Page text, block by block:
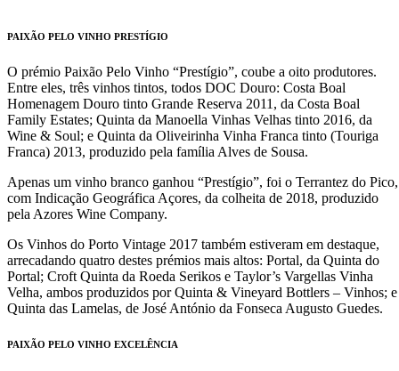
PAIXÃO PELO VINHO PRESTÍGIO
O prémio Paixão Pelo Vinho “Prestígio”, coube a oito produtores.
Entre eles, três vinhos tintos, todos DOC Douro: Costa Boal
Homenagem Douro tinto Grande Reserva 2011, da Costa Boal
Family Estates; Quinta da Manoella Vinhas Velhas tinto 2016, da
Wine & Soul; e Quinta da Oliveirinha Vinha Franca tinto (Touriga
Franca) 2013, produzido pela família Alves de Sousa.
Apenas um vinho branco ganhou “Prestígio”, foi o Terrantez do Pico,
com Indicação Geográfica Açores, da colheita de 2018, produzido
pela Azores Wine Company.
Os Vinhos do Porto Vintage 2017 também estiveram em destaque,
arrecadando quatro destes prémios mais altos: Portal, da Quinta do
Portal; Croft Quinta da Roeda Serikos e Taylor’s Vargellas Vinha
Velha, ambos produzidos por Quinta & Vineyard Bottlers – Vinhos; e
Quinta das Lamelas, de José António da Fonseca Augusto Guedes.
PAIXÃO PELO VINHO EXCELÊNCIA